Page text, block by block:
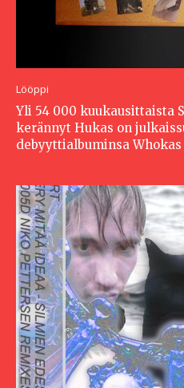
Lööppi
Yli 54 000 kuukausittaista
kerännyt Hukas on
debyyttialbuminsa Whokas